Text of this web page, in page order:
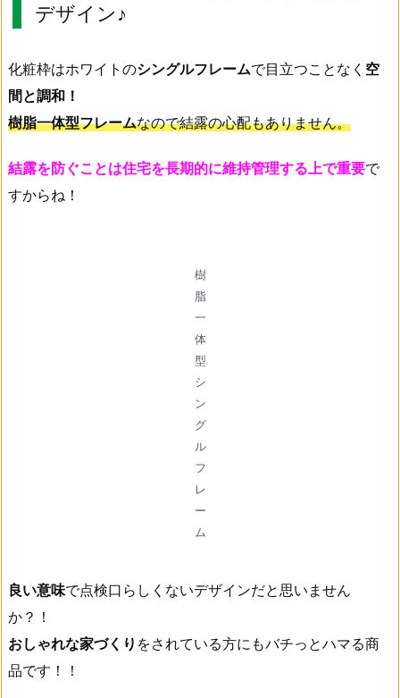
デザイン♪
化粧枠はホワイトのシングルフレームで目立つことなく 空
間と調和！
樹脂一体型フレームなので結露の心配もありません。
結露を防ぐことは住宅を長期的に維持管理する上で重要で
すからね！
樹
脂
一
体
型
シ
ン
グ
ル
フ
レ
ー
ム
良い意味で点検口らしくないデザインだと思いません
か？！
おしゃれな家づくり をされている方にもバチっとハマる商
品です！！